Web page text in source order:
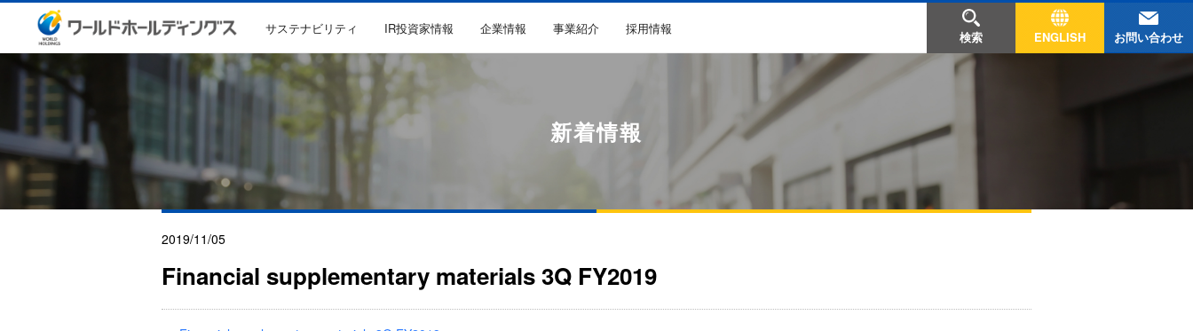
サステナビリティ IR投資家情報 企業情報 事業紹介 採用情報
検索 ENGLISH お問い合わせ
新着情報
2019/11/05
Financial supplementary materials 3Q FY2019